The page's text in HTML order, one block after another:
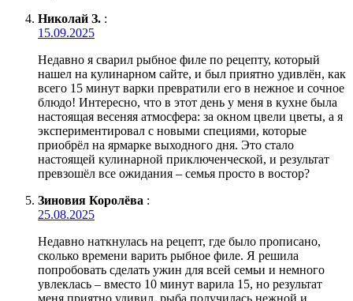
Николай З. :
15.09.2025
Недавно я сварил рыбное филе по рецепту, который
нашел на кулинарном сайте, и был приятно удивлён, как
всего 15 минут варки превратили его в нежное и сочное
блюдо! Интересно, что в этот день у меня в кухне была
настоящая весеняя атмосфера: за окном цвели цветы, а я
экспериментировал с новыми специями, которые
приобрёл на ярмарке выходного дня. Это стало
настоящей кулинарной приключенческой, и результат
превзошёл все ожидания – семья просто в востор?
Зиновия Королёва :
25.08.2025
Недавно наткнулась на рецепт, где было прописано,
сколько времени варить рыбное филе. Я решила
попробовать сделать ужин для всей семьи и немного
увлеклась – вместо 10 минут варила 15, но результат